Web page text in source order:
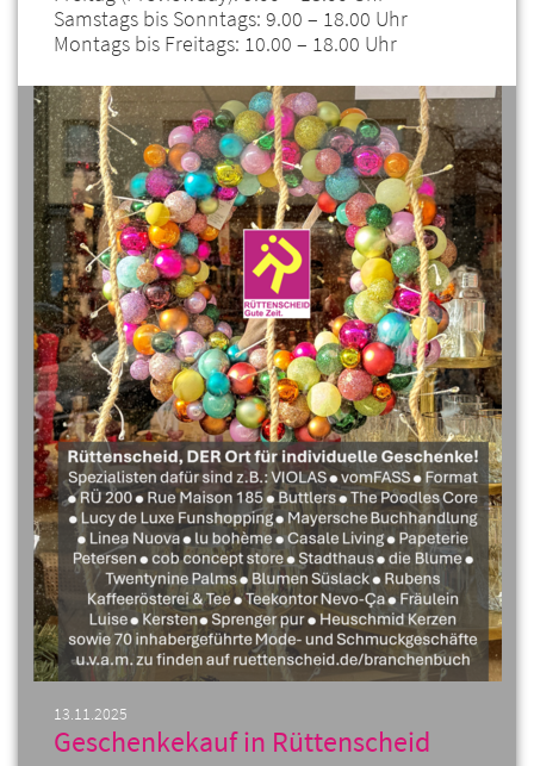
Samstags bis Sonntags: 9.00 – 18.00 Uhr
Montags bis Freitags: 10.00 – 18.00 Uhr
13.11.2025
Geschenkekauf in Rüttenscheid